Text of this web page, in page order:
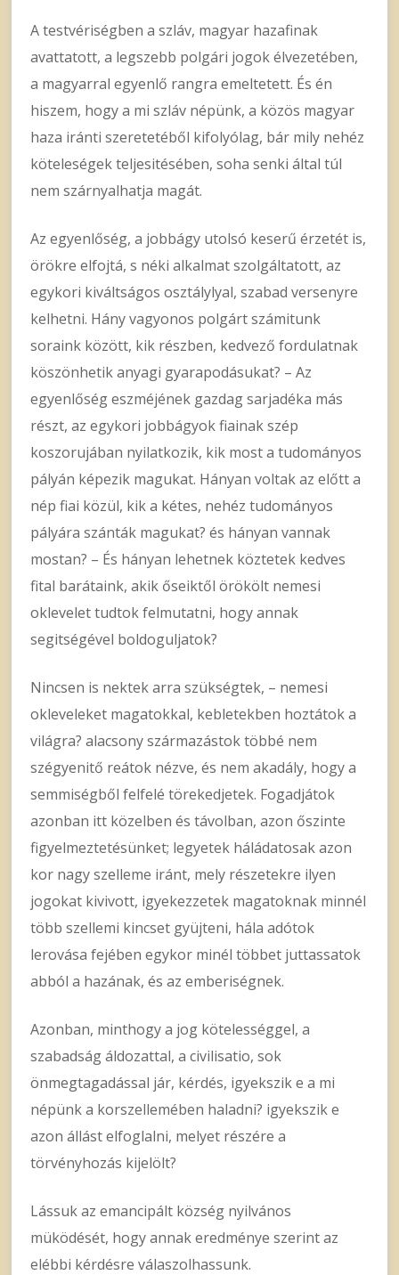
A testvériségben a szláv, magyar hazafinak
avattatott, a legszebb polgári jogok élvezetében,
a magyarral egyenlő rangra emeltetett. És én
hiszem, hogy a mi szláv népünk, a közös magyar
haza iránti szeretetéből kifolyólag, bár mily nehéz
köteleségek teljesitésében, soha senki által túl
nem szárnyalhatja magát.
Az egyenlőség, a jobbágy utolsó keserű érzetét is,
örökre elfojtá, s néki alkalmat szolgáltatott, az
egykori kiváltságos osztálylyal, szabad versenyre
kelhetni. Hány vagyonos polgárt számitunk
soraink között, kik részben, kedvező fordulatnak
köszönhetik anyagi gyarapodásukat? – Az
egyenlőség eszméjének gazdag sarjadéka más
részt, az egykori jobbágyok fiainak szép
koszorujában nyilatkozik, kik most a tudományos
pályán képezik magukat. Hányan voltak az előtt a
nép fiai közül, kik a kétes, nehéz tudományos
pályára szánták magukat? és hányan vannak
mostan? – És hányan lehetnek köztetek kedves
fital barátaink, akik őseiktől örökölt nemesi
oklevelet tudtok felmutatni, hogy annak
segitségével boldoguljatok?
Nincsen is nektek arra szükségtek, – nemesi
okleveleket magatokkal, kebletekben hoztátok a
világra? alacsony származástok többé nem
szégyenitő reátok nézve, és nem akadály, hogy a
semmiségből felfelé törekedjetek. Fogadjátok
azonban itt közelben és távolban, azon őszinte
figyelmeztetésünket; legyetek háládatosak azon
kor nagy szelleme iránt, mely részetekre ilyen
jogokat kivivott, igyekezzetek magatoknak minnél
több szellemi kincset gyüjteni, hála adótok
lerovása fejében egykor minél többet juttassatok
abból a hazának, és az emberiségnek.
Azonban, minthogy a jog kötelességgel, a
szabadság áldozattal, a civilisatio, sok
önmegtagadással jár, kérdés, igyekszik e a mi
népünk a korszellemében haladni? igyekszik e
azon állást elfoglalni, melyet részére a
törvényhozás kijelölt?
Lássuk az emancipált község nyilvános
müködését, hogy annak eredménye szerint az
elébbi kérdésre válaszolhassunk.